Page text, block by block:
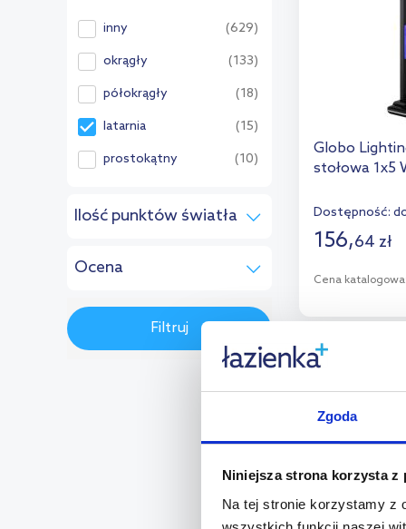
Zgoda
Niniejsza strona korzysta z
Na tej stronie korzystamy z
inny (629)
okrągły (133)
półokrągły (18)
latarnia (15)
prostokątny (10)
Ilość punktów światła
Ocena
Filtruj
Globo
stołowa 1x5
Dostępność:
156,64 zł
Cena katalogowa: